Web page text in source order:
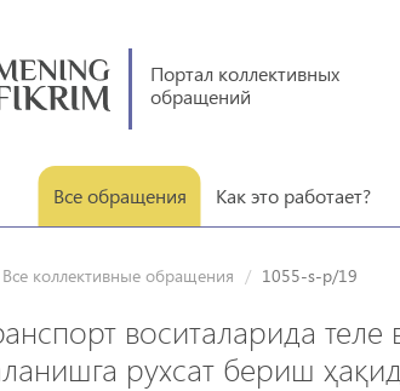
Портал коллективных
обращений
Все обращения Как это работает?
Все коллективные обращения 1055-s-p/19
воситаларида
рухсат бериш